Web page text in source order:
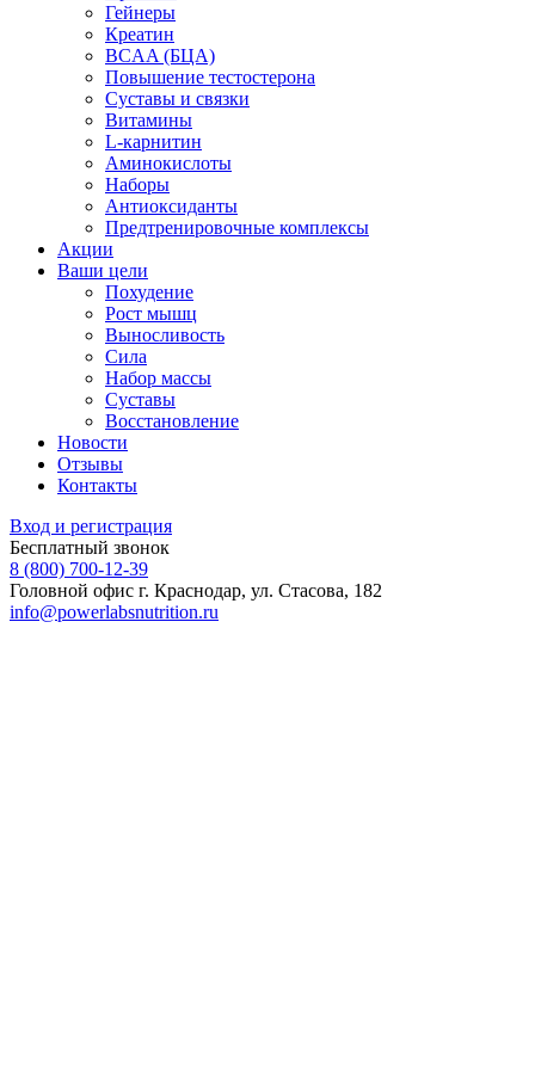
Гейнеры
Креатин
BCAA (БЦА)
Повышение тестостерона
Суставы и связки
Витамины
L-карнитин
Аминокислоты
Наборы
Антиоксиданты
Предтренировочные комплексы
Акции
Ваши цели
Похудение
Рост мышц
Выносливость
Сила
Набор массы
Суставы
Восстановление
Новости
Отзывы
Контакты
Вход и регистрация
Бесплатный звонок
8 (800) 700-12-39
Головной офис г. Краснодар, ул. Стасова, 182
info@powerlabsnutrition.ru